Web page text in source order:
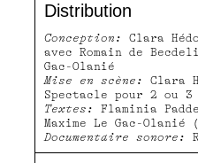
Distribution
Conception:
Clara
avec Romain de
Gac-Olanié
Mise en scène:
Clara
Spectacle pour 2 ou
Textes:
Flaminia
Maxime Le Gac-Olanié
Documentaire sonore: